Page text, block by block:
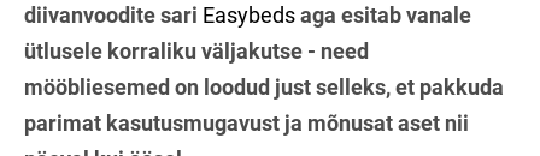
diivanvoodite sari Easybedsaga esitab vanale
ütlusele korraliku väljakutse - need
mööbliesemed on loodud just selleks, et pakkuda
parimat kasutusmugavust ja mõnusat aset nii